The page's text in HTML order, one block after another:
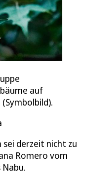
auf
derzeit nicht zu
Romero vom